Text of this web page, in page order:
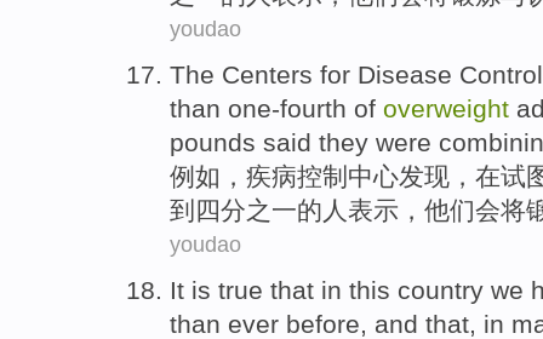
youdao
The Centers for Disease Control
than one-fourth of overweight
pounds said they were
例如 ， 疾病控制 中心发现 ， 在试
到 四分之一的人 表示 ， 他们会将
youdao
It is true that in this country we
than ever before, and that, in